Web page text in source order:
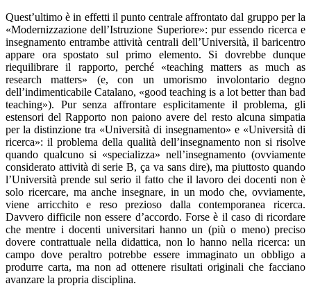
Quest’ultimo è in effetti il punto centrale affrontato dal gruppo per la
«Modernizzazione dell’Istruzione Superiore»: pur essendo ricerca e
insegnamento entrambe attività centrali dell’Università, il baricentro
appare ora spostato sul primo elemento. Si dovrebbe dunque
riequilibrare il rapporto, perché «teaching matters as much as
research matters» (e, con un umorismo involontario degno
dell’indimenticabile Catalano, «good teaching is a lot better than bad
teaching»). Pur senza affrontare esplicitamente il problema, gli
estensori del Rapporto non paiono avere del resto alcuna simpatia
per la distinzione tra «Università di insegnamento» e «Università di
ricerca»: il problema della qualità dell’insegnamento non si risolve
quando qualcuno si «specializza» nell’insegnamento (ovviamente
considerato attività di serie B, ça va sans dire), ma piuttosto quando
l’Università prende sul serio il fatto che il lavoro dei docenti non è
solo ricercare, ma anche insegnare, in un modo che, ovviamente,
viene arricchito e reso prezioso dalla contemporanea ricerca.
Davvero difficile non essere d’accordo. Forse è il caso di ricordare
che mentre i docenti universitari hanno un (più o meno) preciso
dovere contrattuale nella didattica, non lo hanno nella ricerca: un
campo dove peraltro potrebbe essere immaginato un obbligo a
produrre carta, ma non ad ottenere risultati originali che facciano
avanzare la propria disciplina.